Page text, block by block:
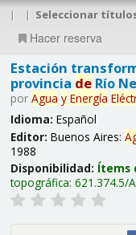
| | Seleccionar
Hacer reserva
Estación
provincia deRío
por Agua y Energía
Idioma: Español
Editor: Buenos Aires:
1988
Disponibilidad: Ítems
topográfica: 621.374.5/